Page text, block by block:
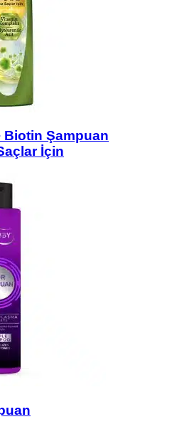
Biotin Şampuan
İçin